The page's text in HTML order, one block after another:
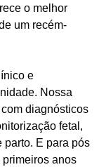
o melhor
um recém-
e
Nossa
diagnósticos
fetal,
parto. E para pós
primeiros anos